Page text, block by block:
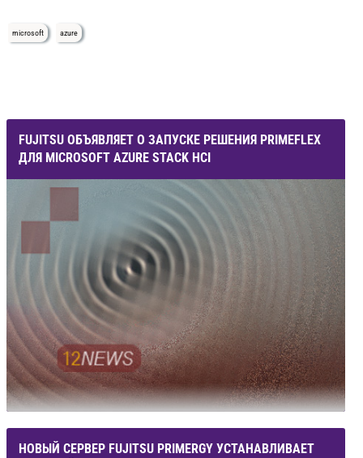
microsoft azure
FUJITSU ОБЪЯВЛЯЕТ О ЗАПУСКЕ РЕШЕНИЯ PRIMEFLEX
ДЛЯ MICROSOFT AZURE STACK HCI
НОВЫЙ СЕРВЕР FUJITSU PRIMERGY УСТАНАВЛИВАЕТ